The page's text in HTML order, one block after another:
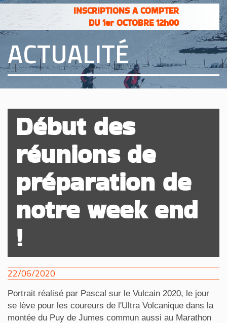
INSCRIPTIONS A COMPTER
DU 1er OCTOBRE 12h00
ACTUALITÉ
Début des
réunions de
préparation de
notre week end
!
22/06/2020
Portrait réalisé par Pascal sur le Vulcain 2020, le jour
se lève pour les coureurs de l'Ultra Volcanique dans la
montée du Puy de Jumes commun aussi au Marathon